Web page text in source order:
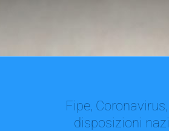
Fipe,
disposizioni